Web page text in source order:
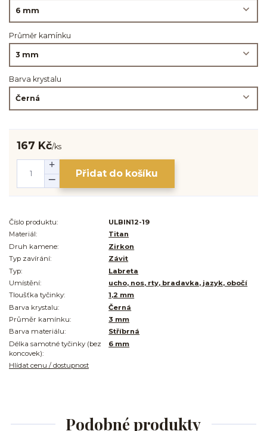
Průměr kamínku
Barva krystalu
167 Kč/ks
Přidat do košíku
Číslo produktu:
ULBIN12-19
Materiál:
Titan
Druh kamene:
Zirkon
Typ zavírání:
Závit
Typ:
Labreta
Umístění:
ucho, nos, rty, bradavka, jazyk, obočí
Tloušťka tyčinky:
1,2 mm
Barva krystalu:
Černá
Průměr kamínku:
3 mm
Barva materiálu:
Stříbrná
Délka samotné tyčinky (bez
koncovek):
6 mm
Hlídat cenu / dostupnost
Podobné produkty